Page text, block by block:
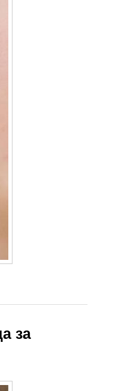
за